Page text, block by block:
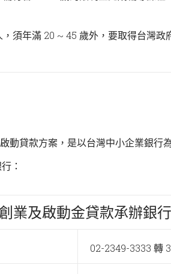
，須年滿 20 ~ 45 歲外，要取得台灣政
動貸款方案，是以台灣中小企業銀行
：
業及啟動金貸款承辦銀行
02-2349-3333 轉